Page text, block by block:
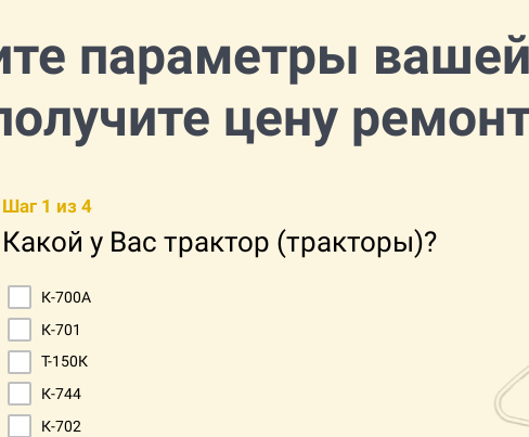
параметры
цену
Шаг 1 из 4
Какой у Вас трактор (тракторы)?
К-700А
К-701
Т-150К
К-744
К-702